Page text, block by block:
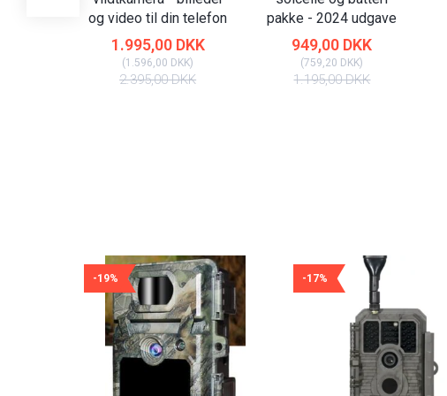
og video til din telefon
1.995,00 DKK
(1.596,00 DKK)
2.395,00 DKK
pakke - 2024 udgave
949,00 DKK
(759,20 DKK)
1.195,00 DKK
-19% -17%